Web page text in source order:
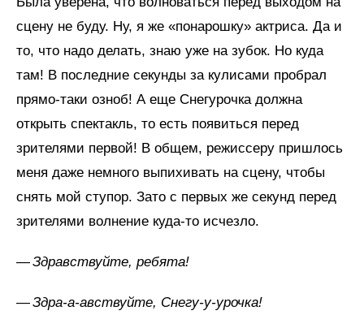
сцену не буду. Ну, я же «понарошку» актриса. Да и
то, что надо делать, знаю уже на зубок. Но куда
там! В последние секунды за кулисами пробрал
прямо-таки озноб! А еще Снегурочка должна
открыть спектакль, то есть появиться перед
зрителями первой! В общем, режиссеру пришлось
меня даже немного выпихивать на сцену, чтобы
снять мой ступор. Зато с первых же секунд перед
зрителями волнение куда-то исчезло.
—Здравствуйте, ребята!
—Здра-а‑авствуйте, Снегу-у‑урочка!